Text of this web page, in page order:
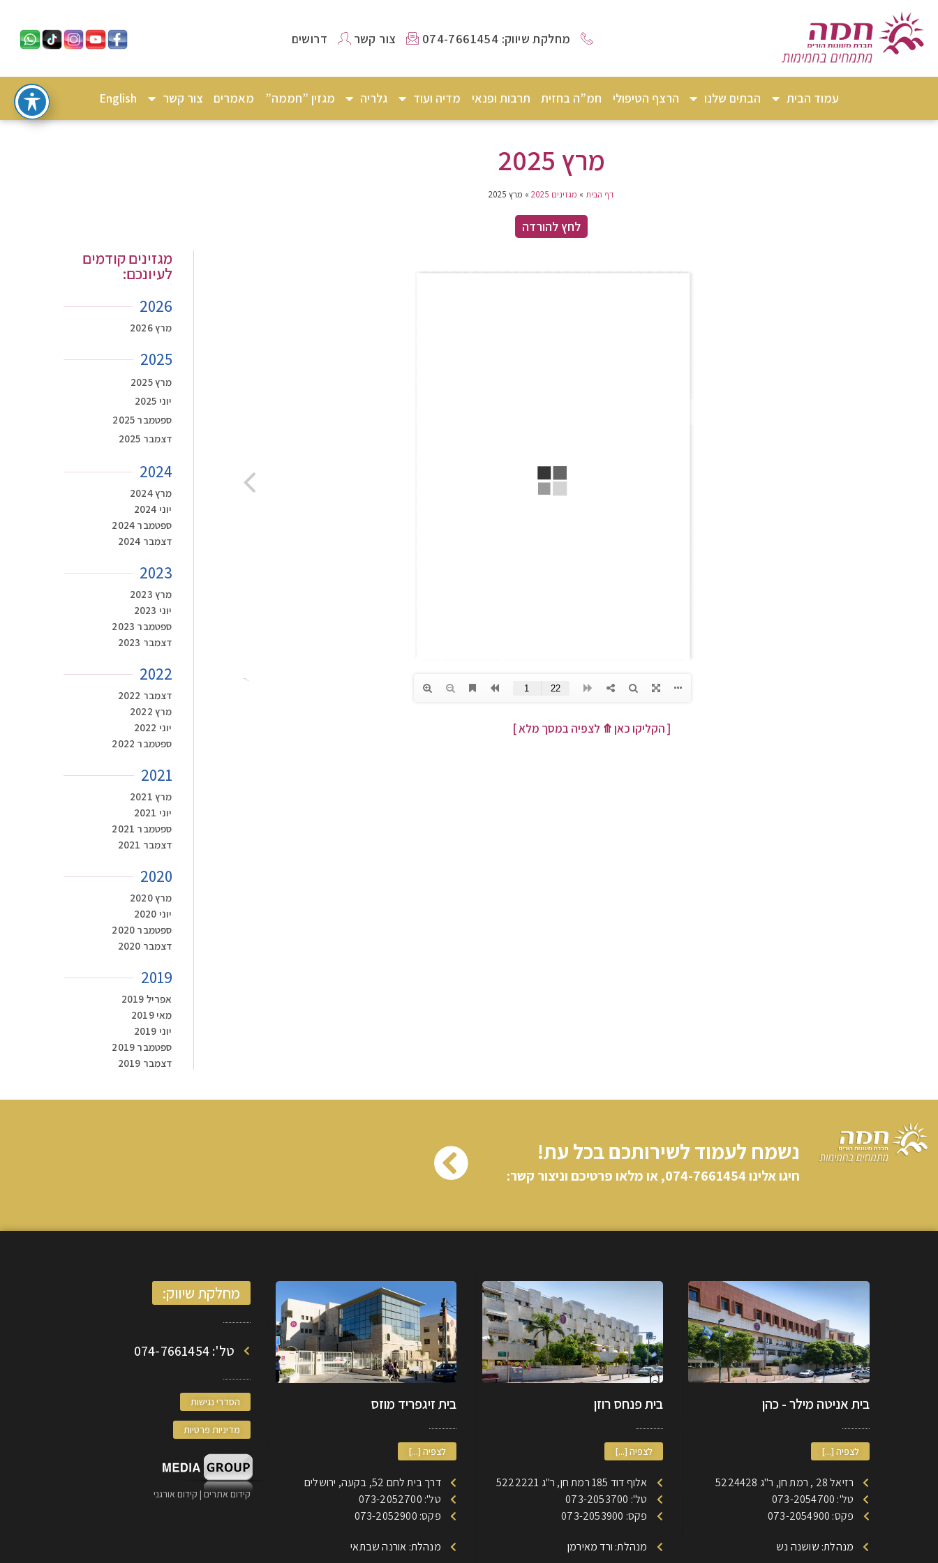
מחלקת שיווק: 074-7661454 צור קשר דרושים
עמוד הבית הבתים שלנו הרצף הטיפולי חמ”ה בחזית תרבות ופנאי מדיה ועוד גלריה מגזין ”חממה” מאמרים צור קשר English
מרץ 2025
דף הבית» מגזינים 2025 » מרץ 2025
לחץ להורדה
[ הקליקו כאן⤊ לצפיה במסך מלא ]
מגזינים קודמים
לעיונכם:
2026
מרץ 2026
2025
מרץ 2025
יוני 2025
ספטמבר 2025
דצמבר 2025
2024
מרץ 2024
יוני 2024
ספטמבר 2024
דצמבר 2024
2023
מרץ 2023
יוני 2023
ספטמבר 2023
דצמבר 2023
2022
דצמבר 2022
מרץ 2022
יוני 2022
ספטמבר 2022
2021
מרץ 2021
יוני 2021
ספטמבר 2021
דצמבר 2021
2020
מרץ 2020
יוני 2020
ספטמבר 2020
דצמבר 2020
2019
אפריל 2019
מאי 2019
יוני 2019
ספטמבר 2019
דצמבר 2019
נשמח לעמוד לשירותכם בכל עת!
חיגו אלינו​ 074-7661454, או מלאו פרטיכם וניצור קשר:
בית אניטה מילר - כהן
לצפיה [...]
רזיאל 28 , רמת חן, ר"ג 5224428
טל': 073-2054700
פקס: 073-2054900
מנהלת: שושנה נש
בית פנחס רוזן
לצפיה [...]
אלוף דוד 185 רמת חן, ר"ג 5222221
טל': 073-2053700
פקס: 073-2053900
מנהלת: ורד מאירמן
בית זיגפריד מוזס
לצפיה [...]
דרך בית לחם 52, בקעה, ירושלים
טל': 073-2052700
פקס: 073-2052900
מנהלת: אורנה שבתאי
מחלקת שיווק:
טל': 074-7661454
הסדרי נגישות
מדיניות פרטיות
קידום אתרים | קידום אורגני